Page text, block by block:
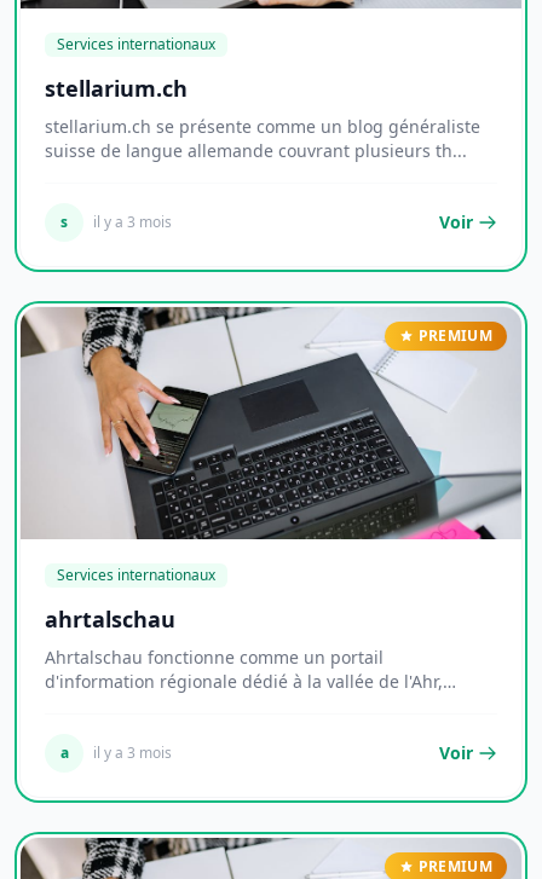
Services internationaux
stellarium.ch
stellarium.ch se présente comme un blog généraliste
suisse de langue allemande couvrant plusieurs th...
s il y a 3 mois Voir
PREMIUM
Services internationaux
ahrtalschau
Ahrtalschau fonctionne comme un portail
d'information régionale dédié à la vallée de l'Ahr,
a il y a 3 mois Voir
PREMIUM